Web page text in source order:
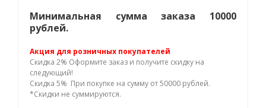
Минимальная сумма заказа 10000
рублей.
Акция для розничных покупателей
Скидка 2% Оформите заказ и получите скидку на
следующий!
Скидка 5% При покупке на сумму от 50000 рублей.
*Скидки не суммируются.